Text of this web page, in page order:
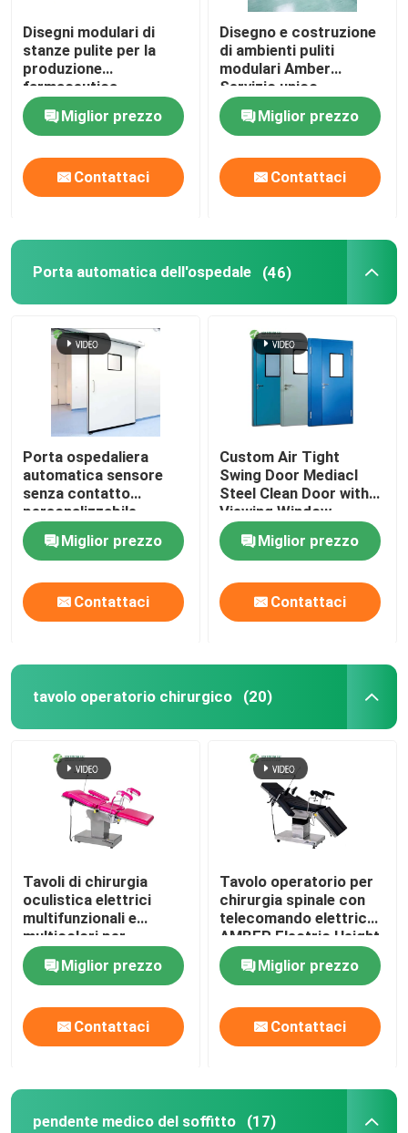
Disegni modulari di
stanze pulite per la
produzione
farmaceutica
Miglior prezzo
Contattaci
Disegno e costruzione
di ambienti puliti
modulari Amber
Servizio unico
Miglior prezzo
Contattaci
Porta automatica dell'ospedale (46)
Porta ospedaliera
automatica sensore
senza contatto
personalizzabile
Miglior prezzo
Contattaci
Custom Air Tight
Swing Door Mediacl
Steel Clean Door with
Viewing Window
Miglior prezzo
Contattaci
tavolo operatorio chirurgico (20)
Tavoli di chirurgia
oculistica elettrici
multifunzionali e
multicolori per
ospedali
Miglior prezzo
Contattaci
Tavolo operatorio per
chirurgia spinale con
telecomando elettrico
AMBER Electric Height
Miglior prezzo
Contattaci
pendente medico del soffitto (17)